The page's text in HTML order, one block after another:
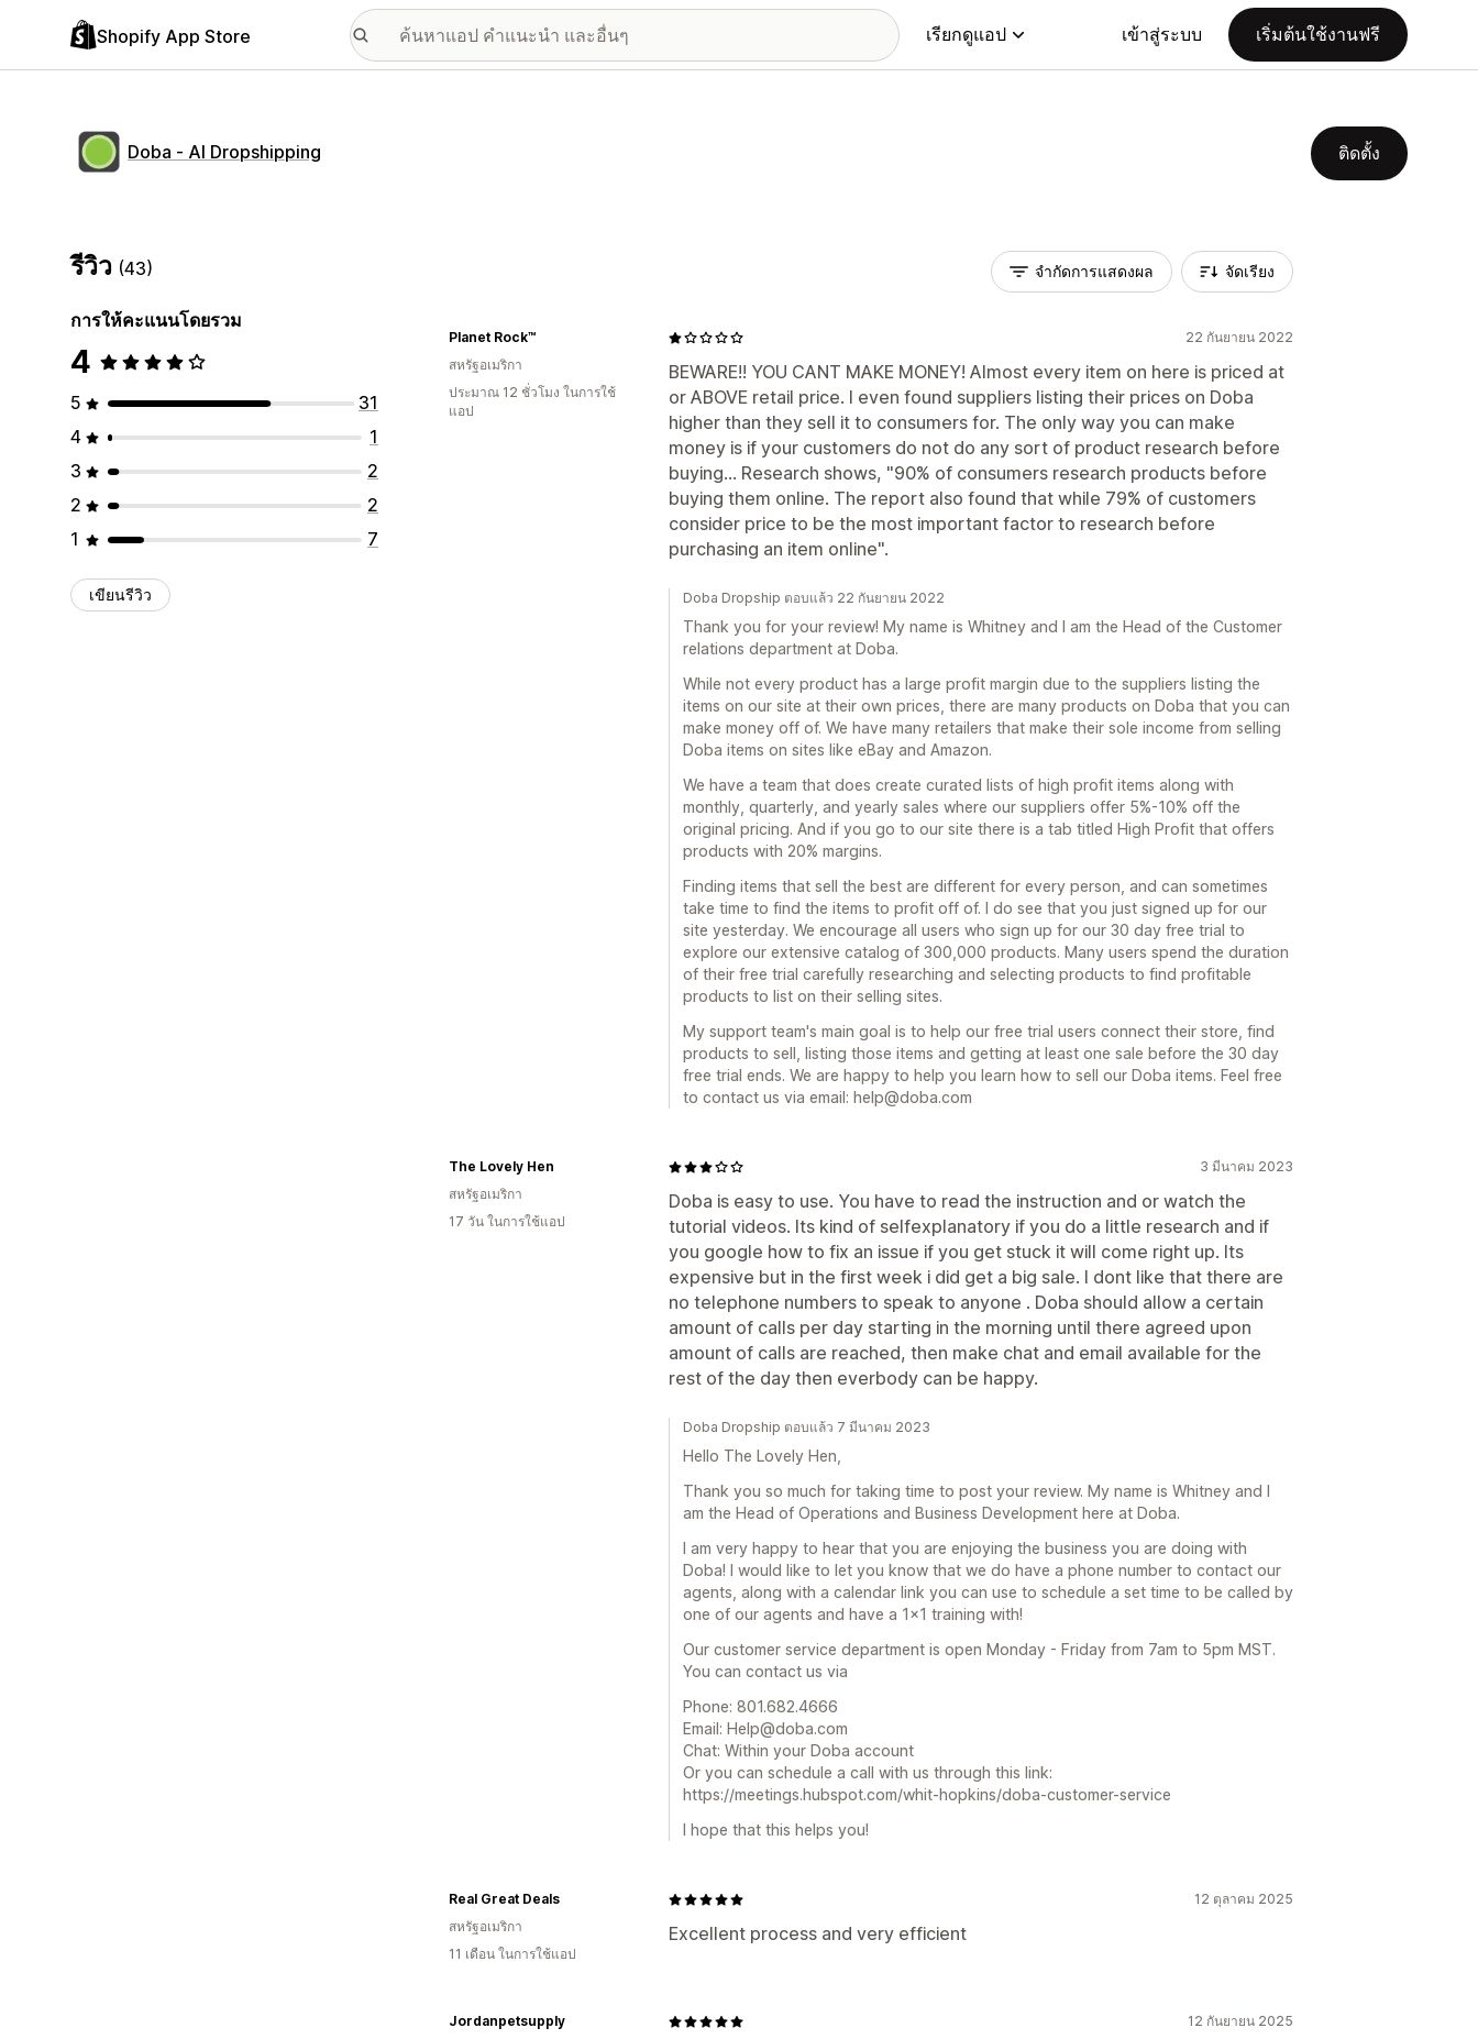
Shopify App Store เรียกดูแอป เข้าสู่ระบบ เริ่มต้นใช้งานฟรี
Doba ‑ AI Dropshipping ติดตั้ง
รีวิว (43)
การให้คะแนนโดยรวม
4
5
31
4
1
3
2
2
2
1
7
เขียนรีวิว
จำกัดการแสดงผล จัดเรียง
22 กันยายน 2022
BEWARE!! YOU CANT MAKE MONEY! Almost every item on here is priced at
or ABOVE retail price. I even found suppliers listing their prices on Doba
higher than they sell it to consumers for. The only way you can make
money is if your customers do not do any sort of product research before
buying... Research shows, "90% of consumers research products before
buying them online. The report also found that while 79% of customers
consider price to be the most important factor to research before
purchasing an item online".
Planet Rock™
สหรัฐอเมริกา
ประมาณ 12 ชั่วโมง ในการใช้
แอป
Doba Dropship ตอบแล้ว 22 กันยายน 2022
Thank you for your review! My name is Whitney and I am the Head of the Customer
relations department at Doba.
While not every product has a large profit margin due to the suppliers listing the
items on our site at their own prices, there are many products on Doba that you can
make money off of. We have many retailers that make their sole income from selling
Doba items on sites like eBay and Amazon.
We have a team that does create curated lists of high profit items along with
monthly, quarterly, and yearly sales where our suppliers offer 5%-10% off the
original pricing. And if you go to our site there is a tab titled High Profit that offers
products with 20% margins.
Finding items that sell the best are different for every person, and can sometimes
take time to find the items to profit off of. I do see that you just signed up for our
site yesterday. We encourage all users who sign up for our 30 day free trial to
explore our extensive catalog of 300,000 products. Many users spend the duration
of their free trial carefully researching and selecting products to find profitable
products to list on their selling sites.
My support team's main goal is to help our free trial users connect their store, find
products to sell, listing those items and getting at least one sale before the 30 day
free trial ends. We are happy to help you learn how to sell our Doba items. Feel free
to contact us via email: help@doba.com
3 มีนาคม 2023
Doba is easy to use. You have to read the instruction and or watch the
tutorial videos. Its kind of selfexplanatory if you do a little research and if
you google how to fix an issue if you get stuck it will come right up. Its
expensive but in the first week i did get a big sale. I dont like that there are
no telephone numbers to speak to anyone . Doba should allow a certain
amount of calls per day starting in the morning until there agreed upon
amount of calls are reached, then make chat and email available for the
rest of the day then everbody can be happy.
The Lovely Hen
สหรัฐอเมริกา
17 วัน ในการใช้แอป
Doba Dropship ตอบแล้ว 7 มีนาคม 2023
Hello The Lovely Hen,
Thank you so much for taking time to post your review. My name is Whitney and I
am the Head of Operations and Business Development here at Doba.
I am very happy to hear that you are enjoying the business you are doing with
Doba! I would like to let you know that we do have a phone number to contact our
agents, along with a calendar link you can use to schedule a set time to be called by
one of our agents and have a 1x1 training with!
Our customer service department is open Monday - Friday from 7am to 5pm MST.
You can contact us via
Phone: 801.682.4666
Email: Help@doba.com
Chat: Within your Doba account
Or you can schedule a call with us through this link:
https://meetings.hubspot.com/whit-hopkins/doba-customer-service
I hope that this helps you!
12 ตุลาคม 2025
Excellent process and very efficient
Real Great Deals
สหรัฐอเมริกา
11 เดือน ในการใช้แอป
12 กันยายน 2025
Jordanpetsupply